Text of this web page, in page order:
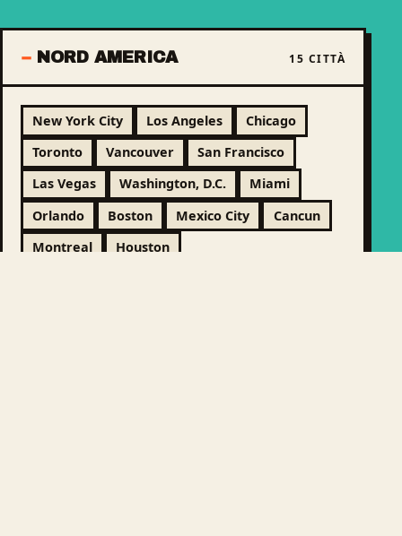
NORD AMERICA 15 CITTÀ
New York City Los Angeles
Chicago
Toronto
Vancouver
San Francisco
Las Vegas
Washington, D.C.
Miami
Orlando
Boston Mexico City
Cancun
Montreal
Houston